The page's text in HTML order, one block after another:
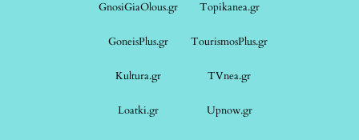
GnosiGiaOlous.gr Topikanea.gr
GoneisPlus.gr TourismosPlus.gr
Kultura.gr TVnea.gr
Loatki.gr Upnow.gr